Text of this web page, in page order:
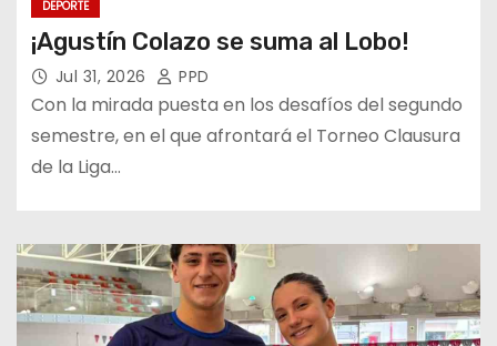
DEPORTE
¡Agustín Colazo se suma al Lobo!
Jul 31, 2026 PPD
Con la mirada puesta en los desafíos del segundo
semestre, en el que afrontará el Torneo Clausura
de la Liga…